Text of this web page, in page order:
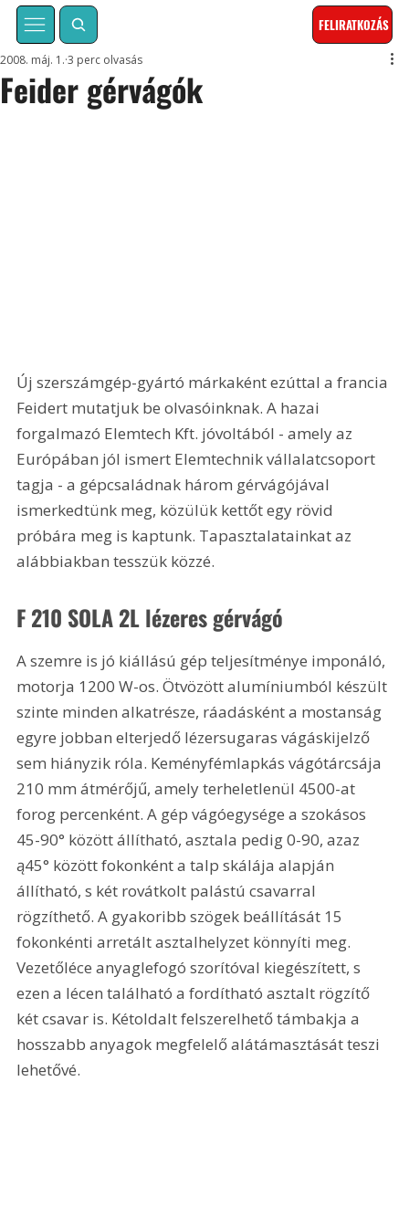
FELIRATKOZÁS
Feider gérvágók
2008. máj. 1. 3 perc olvasás
Új szerszámgép-gyártó márkaként ezúttal a francia
Feidert mutatjuk be olvasóinknak. A hazai
forgalmazó Elemtech Kft. jóvoltából - amely az
Európában jól ismert Elemtechnik vállalatcsoport
tagja - a gépcsaládnak három gérvágójával
ismerkedtünk meg, közülük kettőt egy rövid
próbára meg is kaptunk. Tapasztalatainkat az
alábbiakban tesszük közzé.
F 210 SOLA 2L lézeres gérvágó
A szemre is jó kiállású gép teljesítménye imponáló,
motorja 1200 W-os. Ötvözött alumíniumból készült
szinte minden alkatrésze, ráadásként a mostanság
egyre jobban elterjedő lézersugaras vágáskijelző
sem hiányzik róla. Keményfémlapkás vágótárcsája
210 mm átmérőjű, amely terheletlenül 4500-at
forog percenként. A gép vágóegysége a szokásos
45-90° között állítható, asztala pedig 0-90, azaz
ą45° között fokonként a talp skálája alapján
állítható, s két rovátkolt palástú csavarral
rögzíthető. A gyakoribb szögek beállítását 15
fokonkénti arretált asztalhelyzet könnyíti meg.
Vezetőléce anyaglefogó szorítóval kiegészített, s
ezen a lécen található a fordítható asztalt rögzítő
két csavar is. Kétoldalt felszerelhető támbakja a
hosszabb anyagok megfelelő alátámasztását teszi
lehetővé.